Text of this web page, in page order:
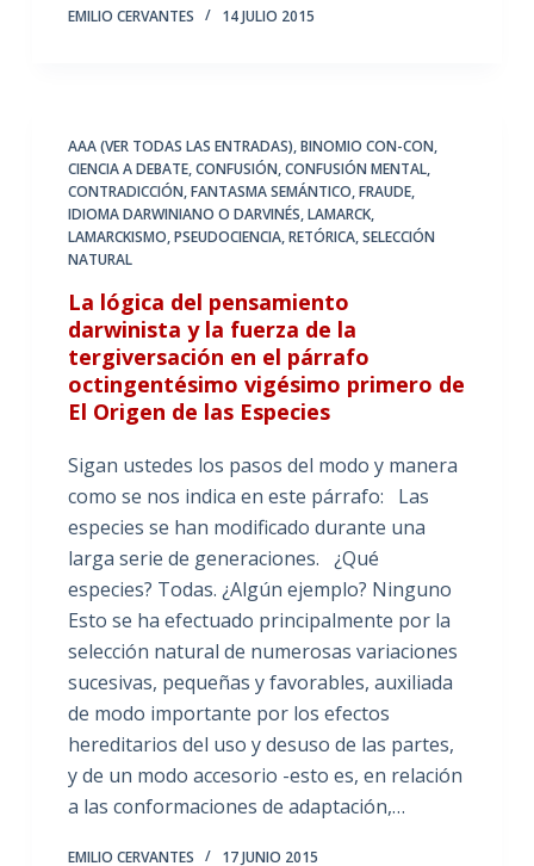
EMILIO CERVANTES 14 JULIO 2015
AAA (VER TODAS LAS ENTRADAS),BINOMIO CON-CON,
CIENCIA A DEBATE,CONFUSIÓN,CONFUSIÓN MENTAL,
CONTRADICCIÓN,FANTASMA SEMÁNTICO,FRAUDE,
IDIOMA DARWINIANO O DARVINÉS,LAMARCK,
LAMARCKISMO,PSEUDOCIENCIA,RETÓRICA,SELECCIÓN
NATURAL
La lógica del pensamiento
darwinista y la fuerza de la
tergiversación en el párrafo
octingentésimo vigésimo primero de
El Origen de las Especies
Sigan ustedes los pasos del modo y manera
como se nos indica en este párrafo: Las
especies se han modificado durante una
larga serie de generaciones. ¿Qué
especies? Todas. ¿Algún ejemplo? Ninguno
Esto se ha efectuado principalmente por la
selección natural de numerosas variaciones
sucesivas, pequeñas y favorables, auxiliada
de modo importante por los efectos
hereditarios del uso y desuso de las partes,
y de un modo accesorio -esto es, en relación
a las conformaciones de adaptación,…
EMILIO CERVANTES 17 JUNIO 2015